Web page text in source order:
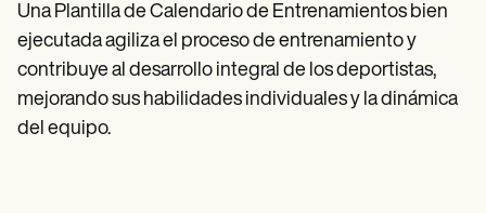
Una Plantilla de Calendario de Entrenamientos bien
ejecutada agiliza el proceso de entrenamiento y
contribuye al desarrollo integral de los deportistas,
mejorando sus habilidades individuales y la dinámica
del equipo.